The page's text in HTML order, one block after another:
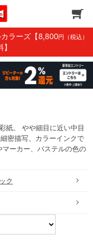
ラーズ 【8,800円（税込）
紙。 やや細目に近い中目
密描写、カラーインクで
ーカー、パステルの色の
ク